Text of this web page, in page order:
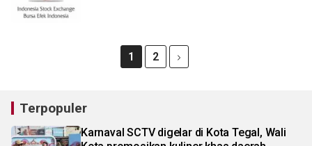
1 2
Terpopuler
Karnaval SCTV digelar di Kota Tegal, Wali